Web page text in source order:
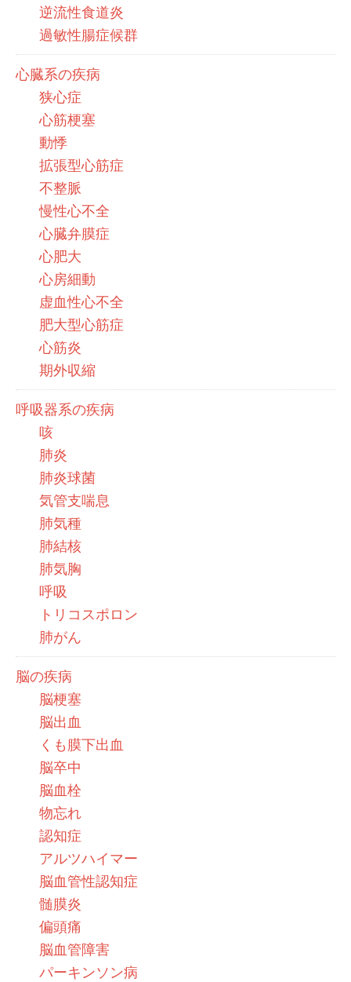
逆流性食道炎
過敏性腸症候群
心臓系の疾病
狭心症
心筋梗塞
動悸
拡張型心筋症
不整脈
慢性心不全
心臓弁膜症
心肥大
心房細動
虚血性心不全
肥大型心筋症
心筋炎
期外収縮
呼吸器系の疾病
咳
肺炎
肺炎球菌
気管支喘息
肺気種
肺結核
肺気胸
呼吸
トリコスポロン
肺がん
脳の疾病
脳梗塞
脳出血
くも膜下出血
脳卒中
脳血栓
物忘れ
認知症
アルツハイマー
脳血管性認知症
髄膜炎
偏頭痛
脳血管障害
パーキンソン病